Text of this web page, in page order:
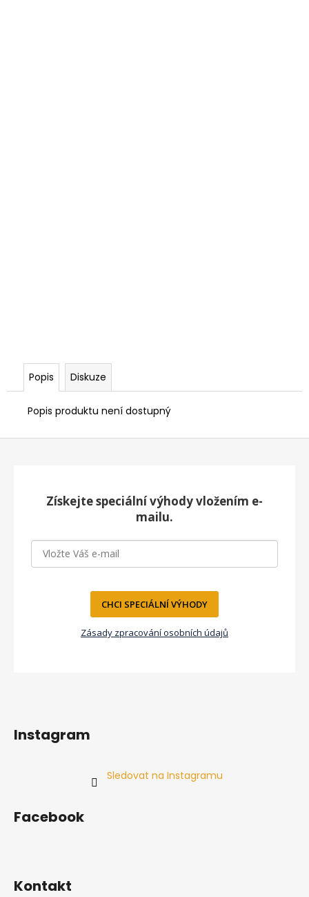
Popis Diskuze
Popis produktu není dostupný
Z
Získejte speciální výhody vložením e-
mailu.
CHCI SPECIÁLNÍ VÝHODY
Zásady zpracování osobních údajů
Instagram
Sledovat na Instagramu
Facebook
Kontakt